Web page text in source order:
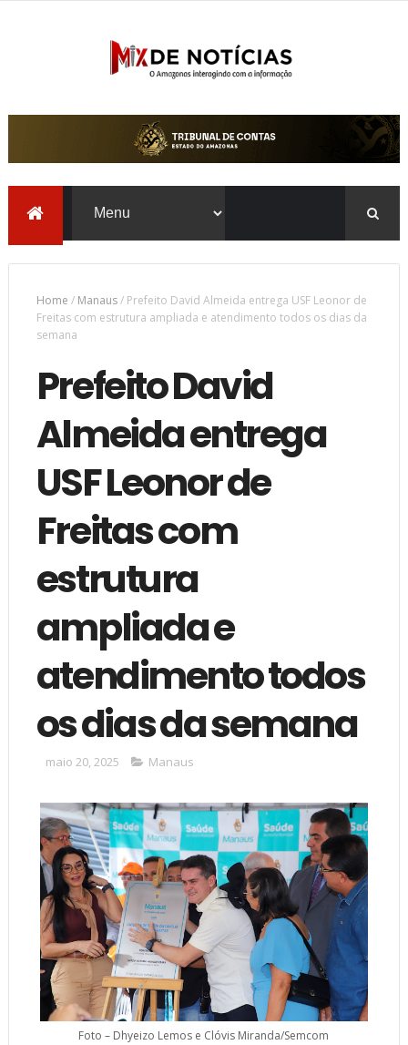
Home / Manaus/ Prefeito David Almeida entrega USF Leonor de
Freitas com estrutura ampliada e atendimento todos os dias da
semana
Prefeito David
Almeida entrega
USF Leonor de
Freitas com
estrutura
ampliada e
atendimento todos
os dias da semana
maio 20, 2025 Manaus
Foto – Dhyeizo Lemos e Clóvis Miranda/Semcom